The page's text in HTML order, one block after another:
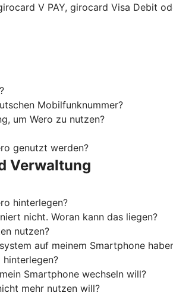
V PAY, girocard Visa Debit
Mobilfunknummer?
um Wero zu nutzen?
genutzt werden?
Verwaltung
hinterlegen?
nicht. Woran kann das liegen?
nutzen?
auf meinem Smartphone
hinterlegen?
Smartphone wechseln will?
mehr nutzen will?